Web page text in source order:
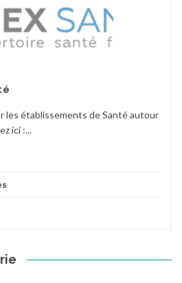
les établissements de Santé autour
ici :...